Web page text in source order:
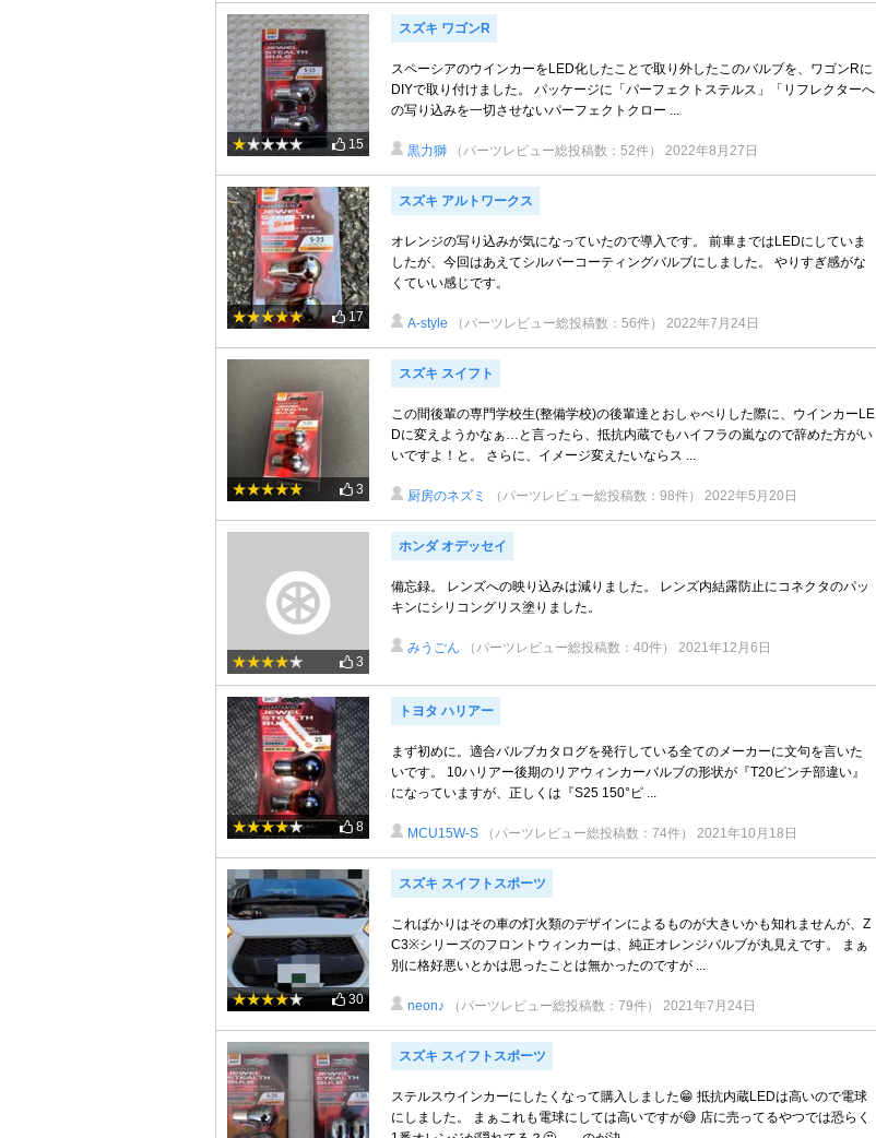
15
スズキ ワゴンR
スペーシアのウインカーをLED化したことで取り外したこのバルブを、ワゴンRに
DIYで取り付けました。 パッケージに「パーフェクトステルス」「リフレクターへ
の写り込みを一切させないパーフェクトクロー ...
黒力獅 （パーツレビュー総投稿数：52件） 2022年8月27日
17
スズキ アルトワークス
オレンジの写り込みが気になっていたので導入です。 前車まではLEDにしていま
したが、今回はあえてシルバーコーティングバルブにしました。 やりすぎ感がな
くていい感じです。
A-style （パーツレビュー総投稿数：56件） 2022年7月24日
3
スズキ スイフト
この間後輩の専門学校生(整備学校)の後輩達とおしゃべりした際に、ウインカーLE
Dに変えようかなぁ…と言ったら、抵抗内蔵でもハイフラの嵐なので辞めた方がい
いですよ！と。 さらに、イメージ変えたいならス ...
厨房のネズミ （パーツレビュー総投稿数：98件） 2022年5月20日
3
ホンダ オデッセイ
備忘録。 レンズへの映り込みは減りました。 レンズ内結露防止にコネクタのパッ
キンにシリコングリス塗りました。
みうごん （パーツレビュー総投稿数：40件） 2021年12月6日
8
トヨタ ハリアー
まず初めに。適合バルブカタログを発行している全てのメーカーに文句を言いた
いです。 10ハリアー後期のリアウィンカーバルブの形状が『T20ピンチ部違い』
になっていますが、正しくは『S25 150°ピ ...
MCU15W-S （パーツレビュー総投稿数：74件） 2021年10月18日
30
スズキ スイフトスポーツ
こればかりはその車の灯火類のデザインによるものが大きいかも知れませんが、Z
C3※シリーズのフロントウィンカーは、純正オレンジバルブが丸見えです。 まぁ
別に格好悪いとかは思ったことは無かったのですが ...
neon♪ （パーツレビュー総投稿数：79件） 2021年7月24日
スズキ スイフトスポーツ
ステルスウインカーにしたくなって購入しました😁 抵抗内蔵LEDは高いので電球
にしました。 まぁこれも電球にしては高いですが😅 店に売ってるやつでは恐らく